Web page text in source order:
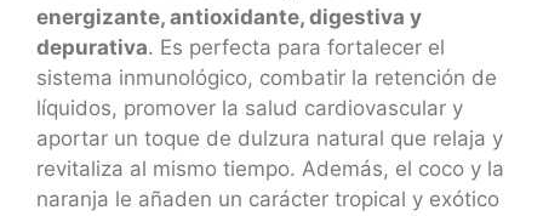
energizante, antioxidante, digestiva y
depurativa. Es perfecta para fortalecer el
sistema inmunológico, combatir la retención de
líquidos, promover la salud cardiovascular y
aportar un toque de dulzura natural que relaja y
revitaliza al mismo tiempo. Además, el coco y la
naranja le añaden un carácter tropical y exótico